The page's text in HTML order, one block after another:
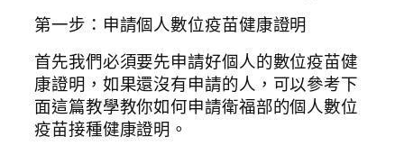
第一步：申請個人數位疫苗健康證明
首先我們必須要先申請好個人的數位疫苗健
康證明，如果還沒有申請的人，可以參考下
面這篇教學教你如何申請衛福部的個人數位
疫苗接種健康證明。